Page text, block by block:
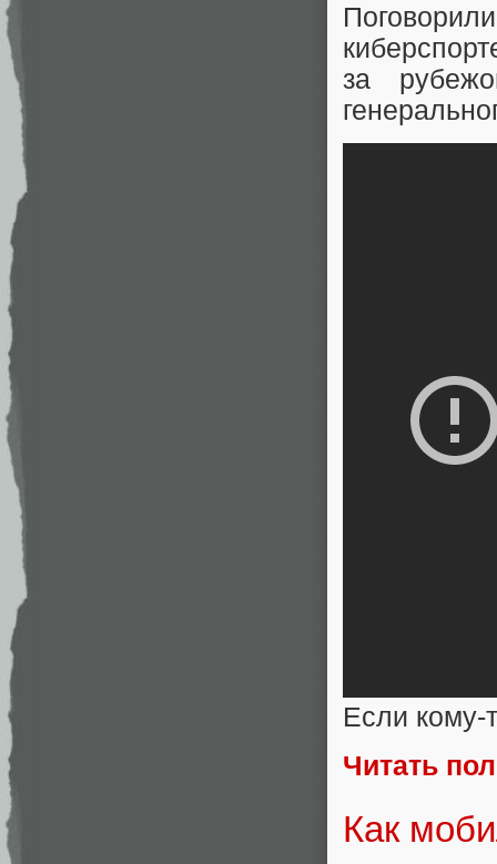
за
Если кому-
Читать
Как